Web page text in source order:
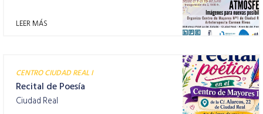
LEER MÁS
CENTRO CIUDAD REAL I
Recital de Poesía
Ciudad Real